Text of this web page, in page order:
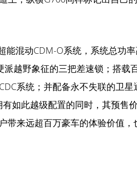
能混动CDM-O系统，系统总功
派越野象征的三把差速锁；搭载
系统；并配备永不失联的卫
如此越级配置的同时，其预售
带来远超百万豪车的体验价值，